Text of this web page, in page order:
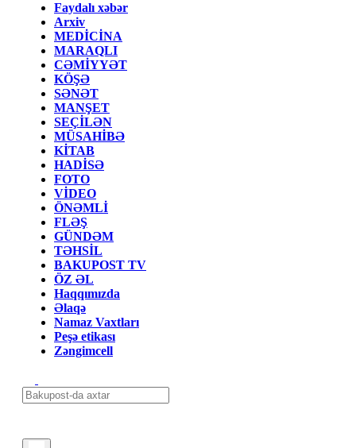
Faydalı xəbər
Arxiv
MEDİCİNA
MARAQLI
CƏMİYYƏT
KÖŞƏ
SƏNƏT
MANŞET
SEÇİLƏN
MÜSAHİBƏ
KİTAB
HADİSƏ
FOTO
VİDEO
ÖNƏMLİ
FLƏŞ
GÜNDƏM
TƏHSİL
BAKUPOST TV
ÖZ ƏL
Haqqımızda
Əlaqə
Namaz Vaxtları
Peşə etikası
Zəngimcell